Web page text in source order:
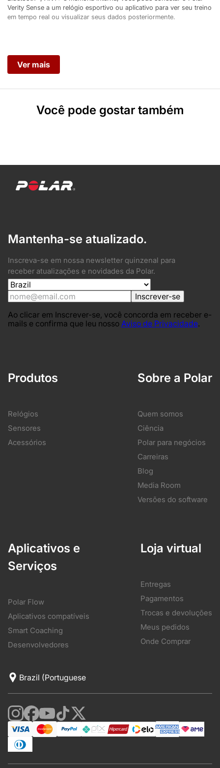
Verity Sense a um relógio esportivo ou aplicativo para ver seu treino
em tempo real ou visualizar seus dados posteriormente.
Ver mais
Você pode gostar também
Mantenha-se atualizado.
Inscreva-se em nossa newsletter quinzenal para
receber atualizações e novidades da Polar.
Inscrever-se
Ao clicar em Inscrever-se, você concorda em receber e-
mails e confirma que leu nosso Aviso de Privacidade.
Produtos
Relógios
Sensores
Acessórios
Sobre a Polar
Quem somos
Ciência
Polar para negócios
Carreiras
Blog
Media Room
Versões do software
Aplicativos e
Serviços
Polar Flow
Aplicativos compatíveis
Smart Coaching
Desenvolvedores
Loja virtual
Entregas
Pagamentos
Trocas e devoluções
Meus pedidos
Onde Comprar